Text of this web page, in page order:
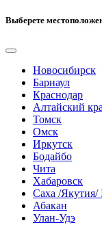
Выберете
Новосибирск
Барнаул
Краснодар
Алтайский
Томск
Омск
Иркутск
Бодайбо
Чита
Хабаровск
Саха /Якутия/
Абакан
Улан-Удэ